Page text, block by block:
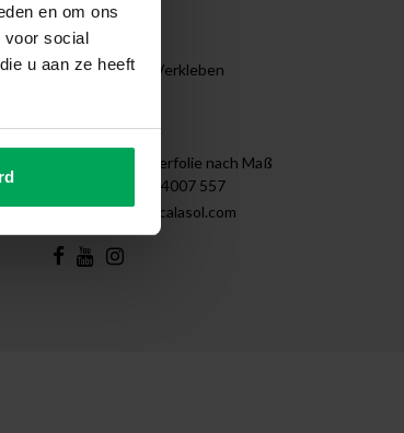
en om ons
voor social
u aan ze heeft
Demontage
Tips & Tricks
Anleitung zum Verkleben
Kontakt
Scalasol | Fensterfolie nach Maß
+31 (0)85 - 4007 557
support@scalasol.com